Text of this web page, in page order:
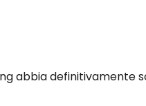
abbia definitivamente